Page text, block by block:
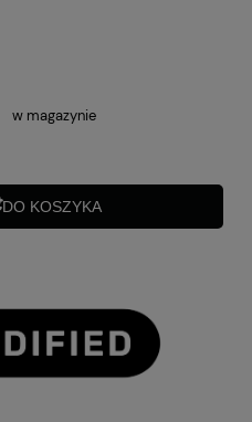
w magazynie
DO KOSZYKA